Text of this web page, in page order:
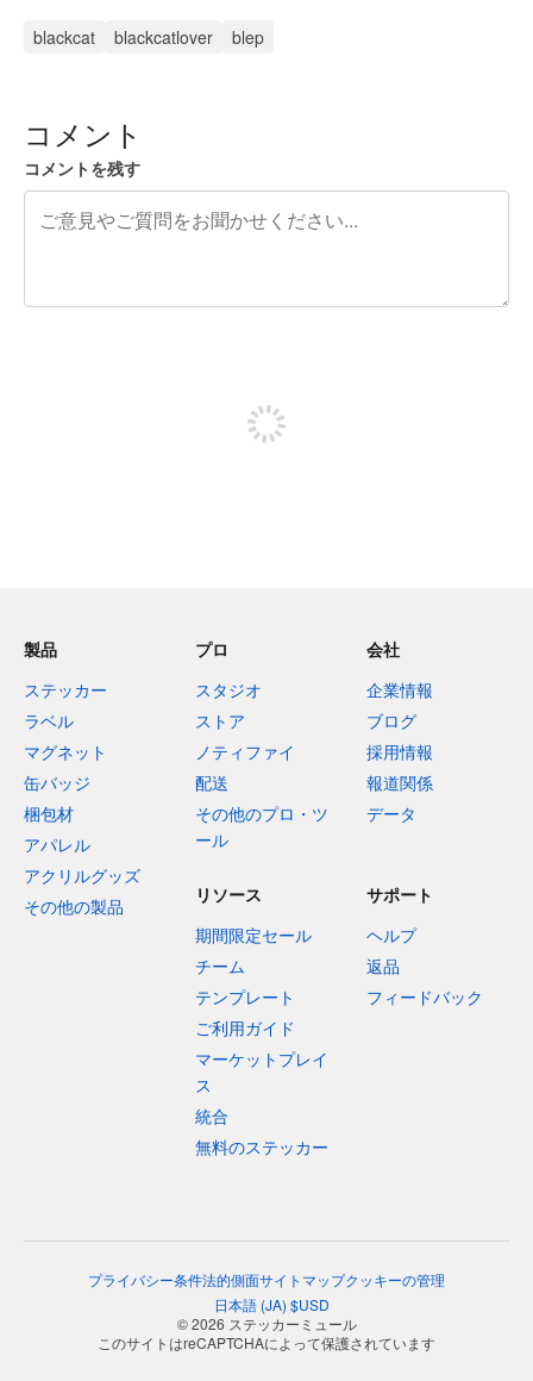
blackcat blackcatlover blep
コメント
コメントを残す
製品
ステッカー
ラベル
マグネット
缶バッジ
梱包材
アパレル
アクリルグッズ
その他の製品
プロ
スタジオ
ストア
ノティファイ
配送
その他のプロ・ツ
ール
会社
企業情報
ブログ
採用情報
報道関係
データ
リソース
期間限定セール
チーム
テンプレート
ご利用ガイド
マーケットプレイ
ス
統合
無料のステッカー
サポート
ヘルプ
返品
フィードバック
プライバシー条件法的側面サイトマップクッキーの管理
日本語(JA) $USD
© 2026 ステッカーミュール
このサイトはreCAPTCHAによって保護されています